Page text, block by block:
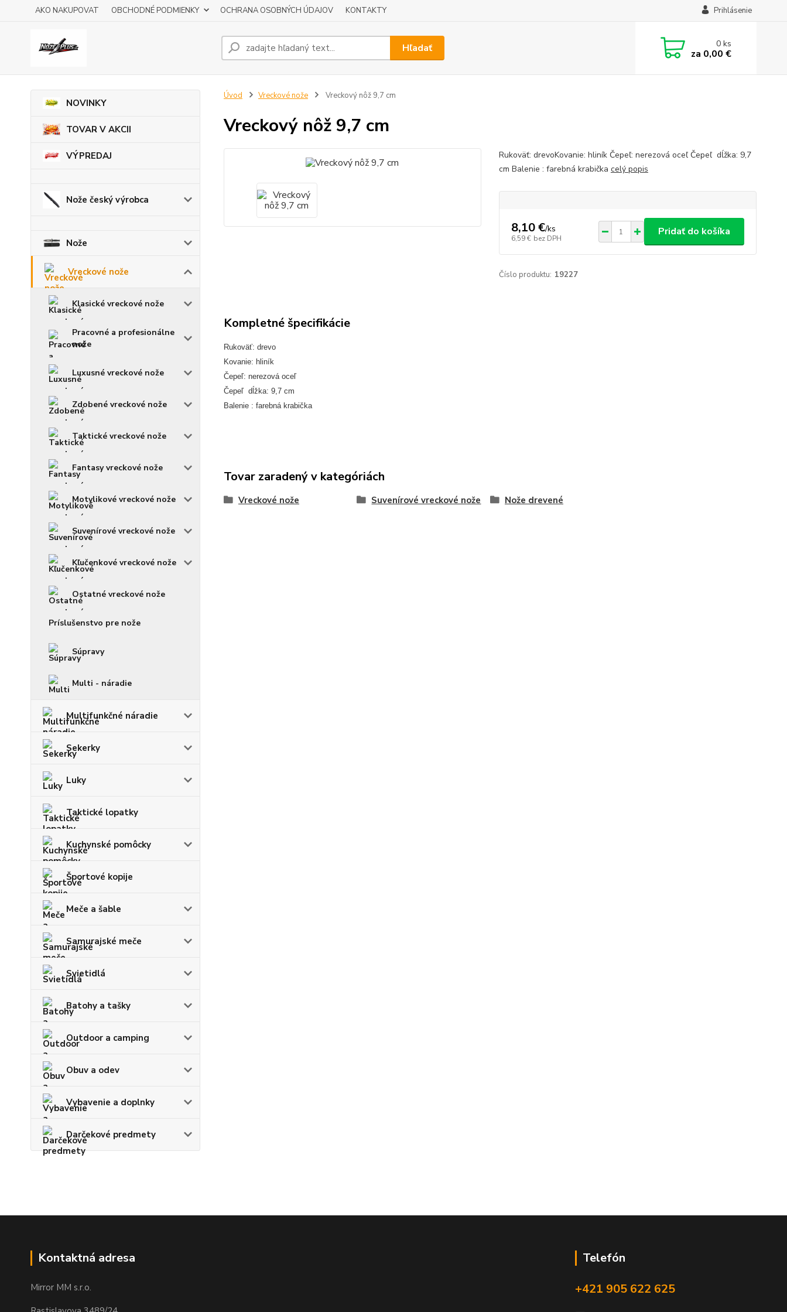
AKO NAKUPOVAT OBCHODNÉ PODMIENKY OCHRANA OSOBNÝCH ÚDAJOV KONTAKTY Prihlásenie
Hľadať 0ks
za 0,00 €
NOVINKY
TOVAR V AKCII
VÝPREDAJ
Nože český výrobca
Nože
Vreckové nože
Klasické vreckové nože
Pracovné a profesionálne
nože
Luxusné vreckové nože
Zdobené vreckové nože
Taktické vreckové nože
Fantasy vreckové nože
Motylikové vreckové nože
Suvenírové vreckové nože
Kľučenkové vreckové nože
Ostatné vreckové nože
Príslušenstvo pre nože
Súpravy
Multi - náradie
Multifunkčné náradie
Sekerky
Luky
Taktické lopatky
Kuchynské pomôcky
Športové kopije
Meče a šable
Samurajské meče
Svietidlá
Batohy a tašky
Outdoor a camping
Obuv a odev
Vybavenie a doplnky
Darčekové predmety
Úvod Vreckové nože Vreckový nôž 9,7 cm
Vreckový nôž 9,7 cm
Rukoväť: drevoKovanie: hliník Čepeľ: nerezová oceľ Čepeľ dĺžka: 9,7
cm Balenie : farebná krabička celý popis
8,10 €/ks
6,59 € bez DPH
Pridať do košíka
Číslo produktu: 19227
Kompletné špecifikácie
Rukoväť: drevo
Kovanie: hliník
Čepeľ: nerezová oceľ
Čepeľ dĺžka: 9,7 cm
Balenie : farebná krabička
Tovar zaradený v kategóriách
Vreckové nože Suvenírové vreckové nože Nože drevené
Kontaktná adresa
Mirror MM s.r.o.
Telefón
+421 905 622 625